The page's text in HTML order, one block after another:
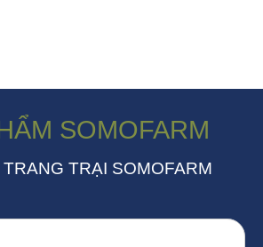
SOMOFARM
TRẠI SOMOFARM